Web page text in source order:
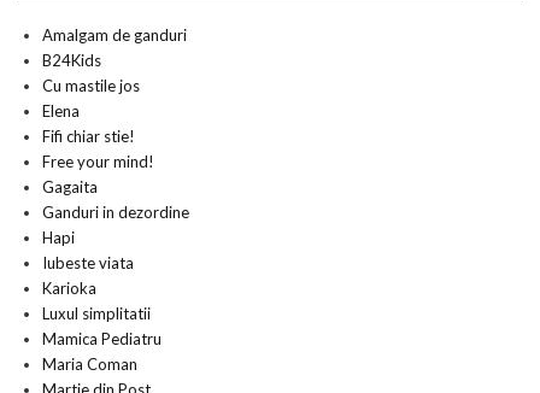
Amalgam de ganduri
B24Kids
Cu mastile jos
Elena
Fifi chiar stie!
Free your mind!
Gagaita
Ganduri in dezordine
Hapi
Iubeste viata
Karioka
Luxul simplitatii
Mamica Pediatru
Maria Coman